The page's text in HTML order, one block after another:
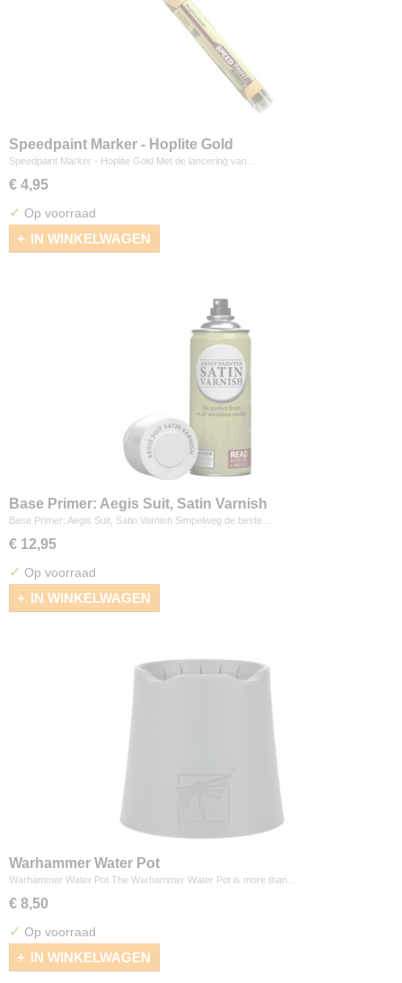
Speedpaint Marker - Hoplite Gold
Speedpaint Marker - Hoplite Gold Met de lancering van…
€ 4,95
✓ Op voorraad
IN WINKELWAGEN
Base Primer: Aegis Suit, Satin Varnish
Base Primer: Aegis Suit, Satin Varnish Simpelweg de beste…
€ 12,95
✓ Op voorraad
IN WINKELWAGEN
Warhammer Water Pot
Warhammer Water Pot The Warhammer Water Pot is more than…
€ 8,50
✓ Op voorraad
IN WINKELWAGEN